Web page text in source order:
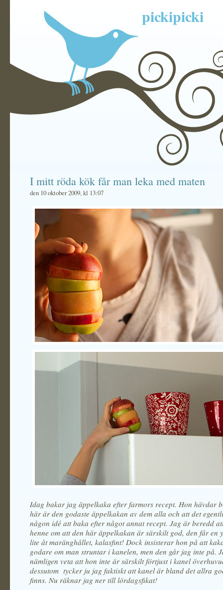
pickipicki
I mitt röda kök får man leka med maten
den 10 oktober 2009, kl 13:07
Idag bakar jag äppelkaka efter farmors recept. Hon hävdar
här är den godaste äppelkakan av dem alla och att det
någon idé att baka efter något annat recept. Jag är beredd
henne om att den här äppelkakan är särskilt god, den får en
lite åt maränghållet, kalasfint! Dock insisterar hon på att
godare om man struntar i kanelen, men den går jag inte på.
nämligen veta att hon inte är särskilt förtjust i kanel
dessutom tycker ju jag faktiskt att kanel är bland det allra
finns. Nu räknar jag ner till lördagsfikat!